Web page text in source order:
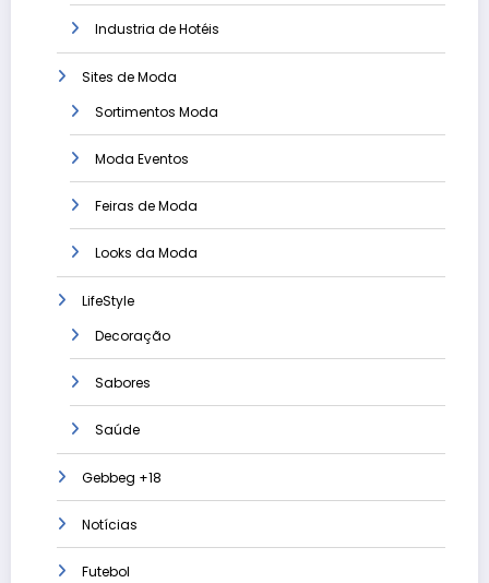
Industria de Hotéis
Sites de Moda
Sortimentos Moda
Moda Eventos
Feiras de Moda
Looks da Moda
LifeStyle
Decoração
Sabores
Saúde
Gebbeg +18
Notícias
Futebol